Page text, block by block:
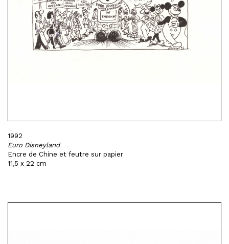
1992
Euro Disneyland
Encre de Chine et feutre sur papier
11,5 x 22 cm